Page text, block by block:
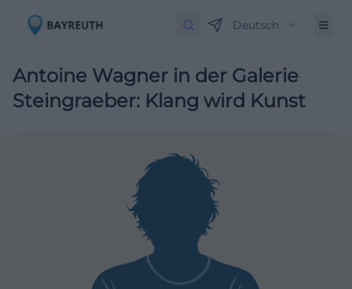
Deutsch
Antoine Wagner in der Galerie
Steingraeber: Klang wird Kunst